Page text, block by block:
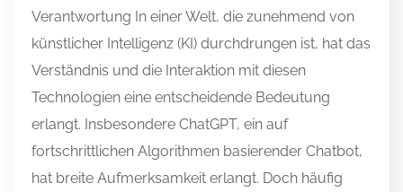
Verantwortung In einer Welt, die zunehmend von
künstlicher Intelligenz (KI) durchdrungen ist, hat das
Verständnis und die Interaktion mit diesen
Technologien eine entscheidende Bedeutung
erlangt. Insbesondere ChatGPT, ein auf
fortschrittlichen Algorithmen basierender Chatbot,
hat breite Aufmerksamkeit erlangt. Doch häufig